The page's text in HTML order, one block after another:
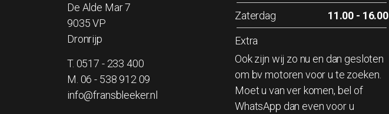
De Alde Mar 7
9035 VP
Dronrijp
T. 0517 - 233 400
M. 06 - 538 912 09
info@fransbleeker.nl
Zaterdag 11.00 - 16.00
Extra
Ook zijn wij zo nu en dan gesloten
om bv motoren voor u te zoeken.
Moet u van ver komen, bel of
WhatsApp dan even voor u